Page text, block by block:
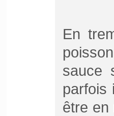
En
sauce
parfois
être en